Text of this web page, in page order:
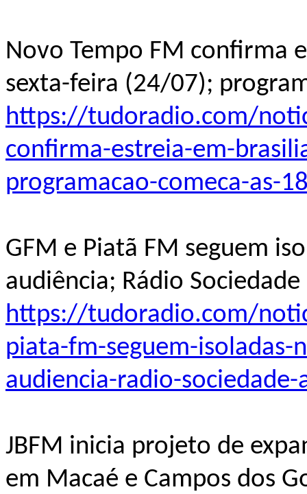
Novo Tempo FM confirma
sexta-feira (24/07);
https://tudoradio.com/
confirma-estreia-em-
programacao-comeca-as-
GFM e Piatã FM seguem
audiência; Rádio
https://tudoradio.com/
piata-fm-seguem-
audiencia-radio-
JBFM inicia projeto de
em Macaé e Campos dos